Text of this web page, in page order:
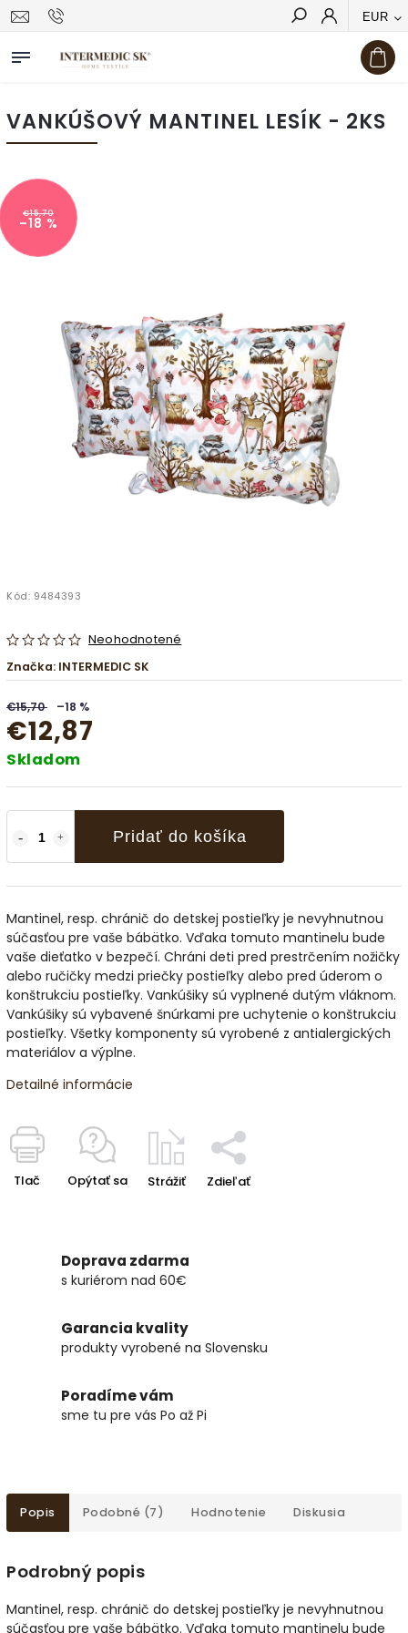
EUR
Hľadať
VANKÚŠOVÝ MANTINEL LESÍK - 2KS
€15,70
–18 %
Kód: 9484393
Neohodnotené
Značka: INTERMEDIC SK
€15,70 –18 %
€12,87
Skladom
Pridať do košíka
Mantinel, resp. chránič do detskej postieľky je nevyhnutnou
súčasťou pre vaše bábätko. Vďaka tomuto mantinelu bude
vaše dieťatko v bezpečí. Chráni deti pred prestrčením nožičky
alebo ručičky medzi priečky postieľky alebo pred úderom o
konštrukciu postieľky. Vankúšiky sú vyplnené dutým vláknom.
Vankúšiky sú vybavené šnúrkami pre uchytenie o konštrukciu
postieľky. Všetky komponenty sú vyrobené z antialergických
materiálov a výplne.
Detailné informácie
Tlač Opýtať sa Strážiť Zdieľať
Doprava zdarma
s kuriérom nad 60€
Garancia kvality
produkty vyrobené na Slovensku
Poradíme vám
sme tu pre vás Po až Pi
Popis Podobné (7) Hodnotenie Diskusia
Podrobný popis
Mantinel, resp. chránič do detskej postieľky je nevyhnutnou
súčasťou pre vaše bábätko. Vďaka tomuto mantinelu bude